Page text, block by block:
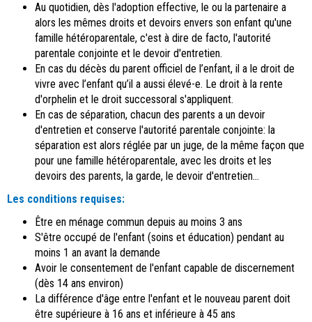
Au quotidien, dès l'adoption effective, le ou la partenaire a
alors les mêmes droits et devoirs envers son enfant qu'une
famille hétéroparentale, c'est à dire de facto, l'autorité
parentale conjointe et le devoir d'entretien.
En cas du décès du parent officiel de l’enfant, il a le droit de
vivre avec l’enfant qu’il a aussi élevé-e. Le droit à la rente
d'orphelin et le droit successoral s'appliquent.
En cas de séparation, chacun des parents a un devoir
d'entretien et conserve l'autorité parentale conjointe: la
séparation est alors réglée par un juge, de la même façon que
pour une famille hétéroparentale, avec les droits et les
devoirs des parents, la garde, le devoir d'entretien...
Les conditions requises:
Être en ménage commun depuis au moins 3 ans
S'être occupé de l'enfant (soins et éducation) pendant au
moins 1 an avant la demande
Avoir le consentement de l'enfant capable de discernement
(dès 14 ans environ)
La différence d'âge entre l'enfant et le nouveau parent doit
être supérieure à 16 ans et inférieure à 45 ans